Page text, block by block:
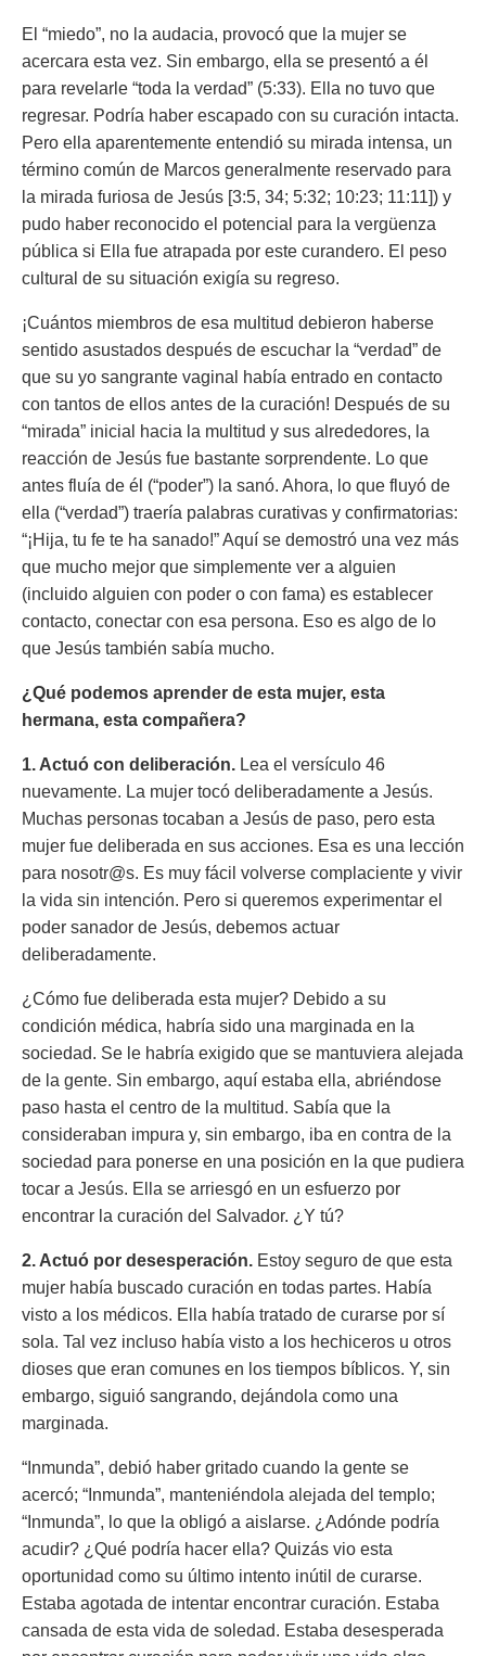
El “miedo”, no la audacia, provocó que la mujer se
acercara esta vez. Sin embargo, ella se presentó a él
para revelarle “toda la verdad” (5:33). Ella no tuvo que
regresar. Podría haber escapado con su curación intacta.
Pero ella aparentemente entendió su mirada intensa, un
término común de Marcos generalmente reservado para
la mirada furiosa de Jesús [3:5, 34; 5:32; 10:23; 11:11]) y
pudo haber reconocido el potencial para la vergüenza
pública si Ella fue atrapada por este curandero. El peso
cultural de su situación exigía su regreso.
¡Cuántos miembros de esa multitud debieron haberse
sentido asustados después de escuchar la “verdad” de
que su yo sangrante vaginal había entrado en contacto
con tantos de ellos antes de la curación! Después de su
“mirada” inicial hacia la multitud y sus alrededores, la
reacción de Jesús fue bastante sorprendente. Lo que
antes fluía de él (“poder”) la sanó. Ahora, lo que fluyó de
ella (“verdad”) traería palabras curativas y confirmatorias:
“¡Hija, tu fe te ha sanado!” Aquí se demostró una vez más
que mucho mejor que simplemente ver a alguien
(incluido alguien con poder o con fama) es establecer
contacto, conectar con esa persona. Eso es algo de lo
que Jesús también sabía mucho.
¿Qué podemos aprender de esta mujer, esta
hermana, esta compañera?
1. Actuó con deliberación. Lea el versículo 46
nuevamente. La mujer tocó deliberadamente a Jesús.
Muchas personas tocaban a Jesús de paso, pero esta
mujer fue deliberada en sus acciones. Esa es una lección
para nosotr@s. Es muy fácil volverse complaciente y vivir
la vida sin intención. Pero si queremos experimentar el
poder sanador de Jesús, debemos actuar
deliberadamente.
¿Cómo fue deliberada esta mujer? Debido a su
condición médica, habría sido una marginada en la
sociedad. Se le habría exigido que se mantuviera alejada
de la gente. Sin embargo, aquí estaba ella, abriéndose
paso hasta el centro de la multitud. Sabía que la
consideraban impura y, sin embargo, iba en contra de la
sociedad para ponerse en una posición en la que pudiera
tocar a Jesús. Ella se arriesgó en un esfuerzo por
encontrar la curación del Salvador. ¿Y tú?
2. Actuó por desesperación. Estoy seguro de que esta
mujer había buscado curación en todas partes. Había
visto a los médicos. Ella había tratado de curarse por sí
sola. Tal vez incluso había visto a los hechiceros u otros
dioses que eran comunes en los tiempos bíblicos. Y, sin
embargo, siguió sangrando, dejándola como una
marginada.
“Inmunda”, debió haber gritado cuando la gente se
acercó; “Inmunda”, manteniéndola alejada del templo;
“Inmunda”, lo que la obligó a aislarse. ¿Adónde podría
acudir? ¿Qué podría hacer ella? Quizás vio esta
oportunidad como su último intento inútil de curarse.
Estaba agotada de intentar encontrar curación. Estaba
cansada de esta vida de soledad. Estaba desesperada